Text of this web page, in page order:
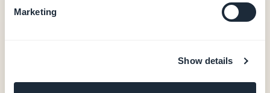
Marketing
Show details
Compras in-app nativas (Apple StoreKit /